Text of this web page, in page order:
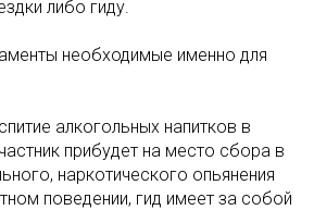
либо гиду.
необходимые именно для
алкогольных напитков в
прибудет на место сбора в
наркотического опьянения
поведении, гид имеет за собой